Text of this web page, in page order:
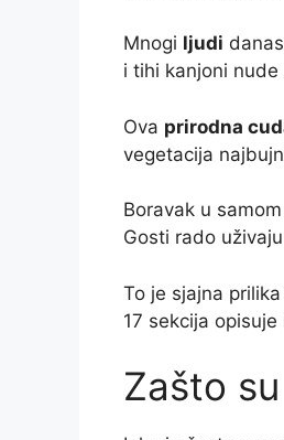
Mnogi ljudi
i tihi kanjoni
Ova prirodna
vegetacija
Boravak u
Gosti rado
To je sjajna
17 sekcija
Zašto